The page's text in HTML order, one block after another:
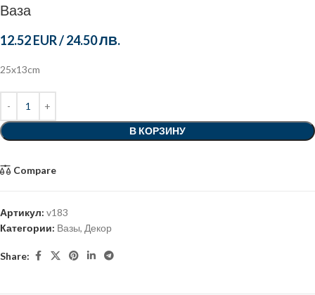
Ваза
12.52 EUR/24.50 ЛВ.
25x13cm
В КОРЗИНУ
Compare
Артикул: v183
Категории: Вазы, Декор
Share: